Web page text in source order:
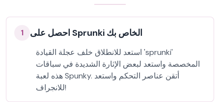
1 احصل على Sprunki الخاص بك
استعد للانطلاق خلف عجلة القيادة 'sprunki'
المخصصة واستعد لبعض الإثارة الشديدة في سباقات
هذه لعبة Spunky. أتقن عناصر التحكم واستعد
للانجراف!